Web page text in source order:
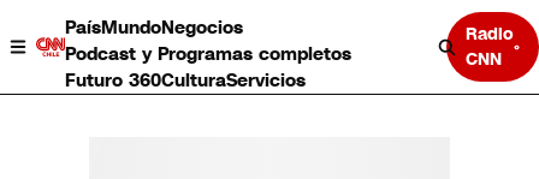
PaísMundoNegocios
Podcast y Programas completos
Futuro 360CulturaServicios
Radio
CNN